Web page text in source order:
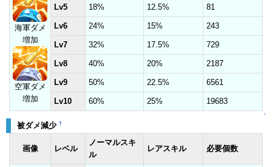
海軍ダメ
増加
空軍ダメ
増加
Lv5 18% 12.5% 81
Lv6 24% 15% 243
Lv7 32% 17.5% 729
Lv8 40% 20% 2187
Lv9 50% 22.5% 6561
Lv10 60% 25% 19683
↑
被ダメ減少 †
画像 レベル
ノーマルスキ
ル
レアスキル 必要個数